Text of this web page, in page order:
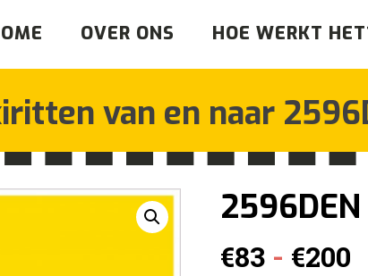
OVER ONS HOE WERKT
van en naar
€83 - €200